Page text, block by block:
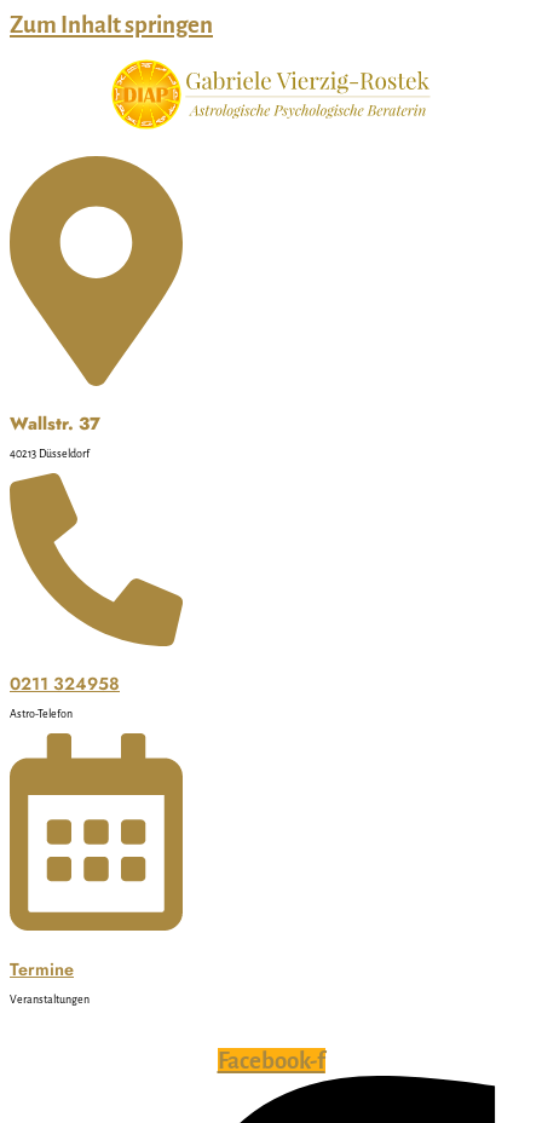
Zum Inhalt springen
Wallstr. 37
40213 Düsseldorf
0211 324958
Astro-Telefon
Termine
Veranstaltungen
Facebook-f